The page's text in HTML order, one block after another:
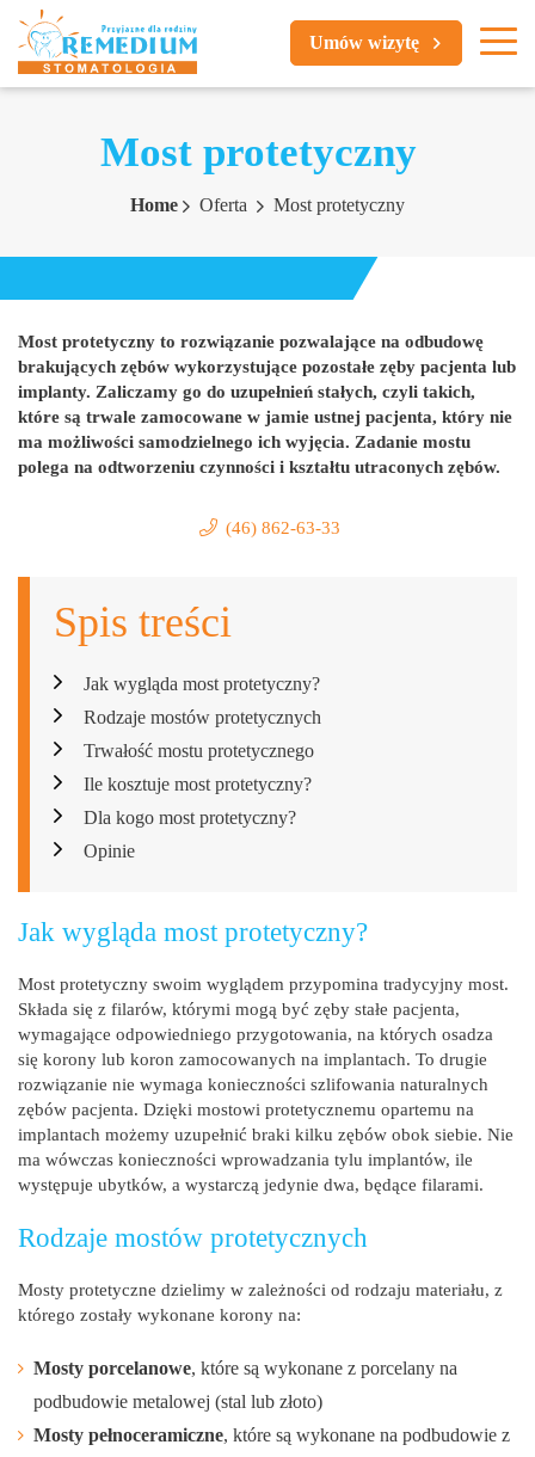
Umów wizytę
Most protetyczny
Home Oferta Most protetyczny
Most protetyczny to rozwiązanie pozwalające na odbudowę
brakujących zębów wykorzystujące pozostałe zęby pacjenta lub
implanty. Zaliczamy go do uzupełnień stałych, czyli takich,
które są trwale zamocowane w jamie ustnej pacjenta, który nie
ma możliwości samodzielnego ich wyjęcia. Zadanie mostu
polega na odtworzeniu czynności i kształtu utraconych zębów.
(46) 862-63-33
Spis treści
Jak wygląda most protetyczny?
Rodzaje mostów protetycznych
Trwałość mostu protetycznego
Ile kosztuje most protetyczny?
Dla kogo most protetyczny?
Opinie
Jak wygląda most protetyczny?
Most protetyczny swoim wyglądem przypomina tradycyjny most.
Składa się z filarów, którymi mogą być zęby stałe pacjenta,
wymagające odpowiedniego przygotowania, na których osadza
się korony lub koron zamocowanych na implantach. To drugie
rozwiązanie nie wymaga konieczności szlifowania naturalnych
zębów pacjenta. Dzięki mostowi protetycznemu opartemu na
implantach możemy uzupełnić braki kilku zębów obok siebie. Nie
ma wówczas konieczności wprowadzania tylu implantów, ile
występuje ubytków, a wystarczą jedynie dwa, będące filarami.
Rodzaje mostów protetycznych
Mosty protetyczne dzielimy w zależności od rodzaju materiału, z
którego zostały wykonane korony na:
Mosty porcelanowe, które są wykonane z porcelany na
podbudowie metalowej (stal lub złoto)
Mosty pełnoceramiczne, które są wykonane na podbudowie z